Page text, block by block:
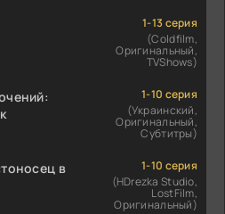
1-13 серия
(Coldfilm,
Оригинальный,
TVShows)
1-10 серия
(Украинский,
Оригинальный,
Субтитры)
в
1-10 серия
(HDrezka Studio,
LostFilm,
Оригинальный)